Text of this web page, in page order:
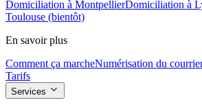
Domiciliation à MontpellierDomiciliation à
Toulouse (bientôt)
En savoir plus
Comment ça marcheNumérisation du
Tarifs
Services